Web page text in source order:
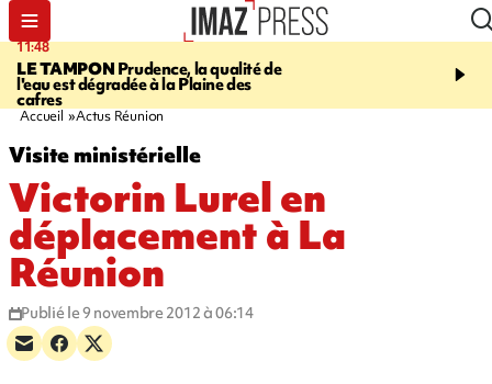
11:48
LE TAMPON Prudence, la qualité de
l'eau est dégradée à la Plaine des
cafres
12:48
Cap Lahoussaye du 10
Accueil Actus Réunion
Visite ministérielle
Victorin Lurel en
déplacement à La
Réunion
Publié le 9 novembre 2012 à 06:14